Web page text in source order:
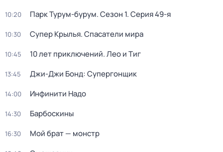
10:20 Парк Турум-бурум. Сезон 1. Серия 49-я
10:30 Супер Крылья. Спасатели мира
10:45 10 лет приключений. Лео и Тиг
13:45 Джи-Джи Бонд: Супергонщик
14:00 Инфинити Надо
14:30 Барбоскины
16:30 Мой брат — монстр